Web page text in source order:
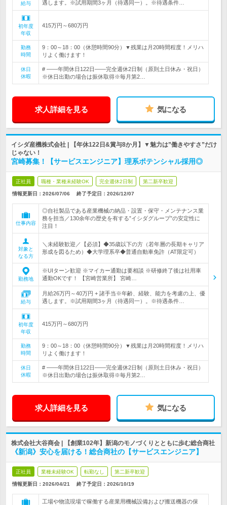
給与 遇します。※試用期間3ヶ月（待遇同一）。※待遇条件…
初年度
年収
415万円～680万円
勤務
時間
9：00～18：00（休憩時間90分）▼残業は月20時間程度！メリハ
リよく働けます！
休日
休暇
# ――年間休日122日――完全週休2日制（原則土日休み・祝日）
※休日出勤の場合は振休取得※毎月第2…
求人詳細を見る 気になる
イシダ産機株式会社 | 【年休122日&賞与8か月】▼魅力は”働きやすさ”だけ
じゃない！
宮崎募集！【サービスエンジニア】理系ポテンシャル採用◎
正社員 職種・業種未経験OK 完全週休2日制 第二新卒歓迎
情報更新日：2026/07/06 終了予定日： 2026/12/07
仕事内容
◎自社製品である産業機械の納品・設置・保守・メンテナンス業
務を担当／130余年の歴史を有する”イシダグループ”の安定性に
注目！
対象と
なる方
＼未経験歓迎／【必須】◆35歳以下の方（若年層の長期キャリア
形成を図るため）◆大学理系卒◆普通自動車免許（AT限定可）
勤務地
※UIターン歓迎 ※マイカー通勤は要相談 ※研修終了後は社用車
通勤OKです！ 【宮崎営業所】 宮崎…
給与
月給26万円～40万円 + 諸手当※年齢、経験、能力を考慮の上、優
遇します。※試用期間3ヶ月（待遇同一）。※待遇条件…
初年度
年収
415万円～680万円
勤務
時間
9：00～18：00（休憩時間90分）▼残業は月20時間程度！メリハ
リよく働けます！
休日
休暇
# ――年間休日122日――完全週休2日制（原則土日休み・祝日）
※休日出勤の場合は振休取得※毎月第2…
求人詳細を見る 気になる
株式会社大谷商会 | 【創業102年】新潟のモノづくりとともに歩む総合商社
《新潟》安心を届ける！総合商社の【サービスエンジニア】
正社員 業種未経験OK 転勤なし 第二新卒歓迎
情報更新日：2026/04/21 終了予定日： 2026/10/19
工場や物流現場で稼働する産業用機械設備および搬送機器の保